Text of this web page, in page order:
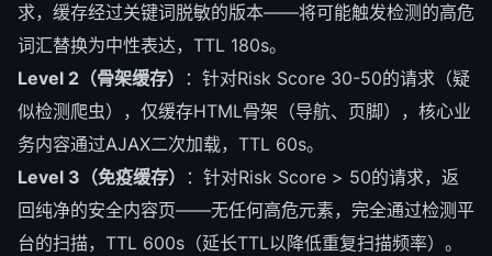
求，缓存经过关键词脱敏的版本——将可能触发检测的高危
词汇替换为中性表达，TTL 180s。
Level 2（骨架缓存）
：针对Risk Score 30-50的请求（疑
似检测爬虫），仅缓存HTML骨架（导航、页脚），核心业
务内容通过AJAX二次加载，TTL 60s。
Level 3（免疫缓存）
：针对Risk Score > 50的请求，返
回纯净的安全内容页——无任何高危元素，完全通过检测平
台的扫描，TTL 600s（延长TTL以降低重复扫描频率）。